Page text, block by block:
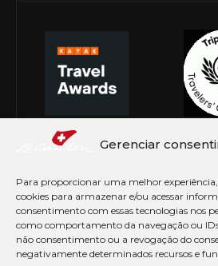
Gerenciar
Para proporcionar uma melhor
cookies para armazenar e/ou acessar
consentimento com essas tecnologias nos
como comportamento da navegação ou IDs
não consentimento ou a revogação do
negativamente determinados recursos e
© Copyright 2026 Le Canton.